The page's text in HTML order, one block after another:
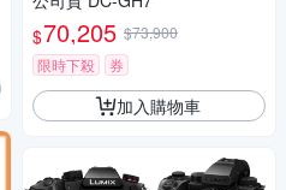
$70,205 $73,900
限時下殺
券
加入購物車